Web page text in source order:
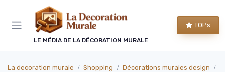
LE MÉDIA DE LA DÉCORATION MURALE
TOPs
La decoration murale Shopping Décorations murales design
Panneau de gestion des cookies